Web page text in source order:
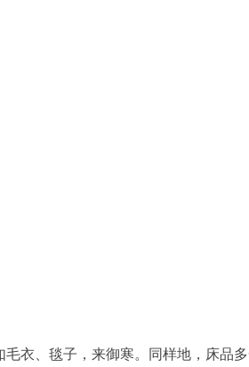
衣、毯子，来御寒。同样地，床品